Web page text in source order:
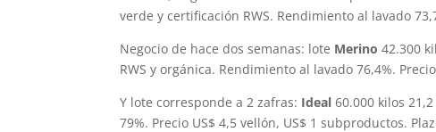
verde y certificación RWS. Rendimiento al lavado
Negocio de hace dos semanas: lote Merino 42.300
RWS y orgánica. Rendimiento al lavado 76,4%.
Y lote corresponde a 2 zafras: Ideal 60.000 kilos
79%. Precio US$ 4,5 vellón, US$ 1 subproductos.